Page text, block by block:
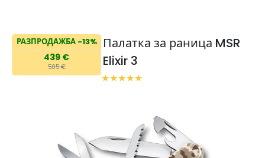
РАЗПРОДАЖБА -13%
439 €
505 €
Палатка за раница MSR
Elixir 3